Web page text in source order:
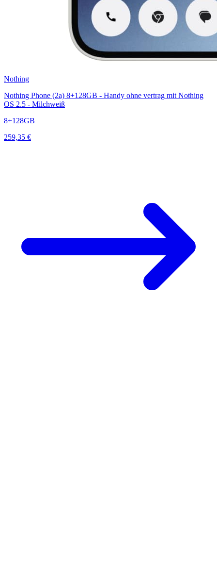
Nothing
Nothing Phone (2a) 8+128GB - Handy ohne vertrag mit Nothing
OS 2.5 - Milchweiß
8+128GB
259,35 €